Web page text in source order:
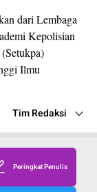
dari Lembaga
Kepolisian
Ilmu
Tim Redaksi
Peringkat Penulis